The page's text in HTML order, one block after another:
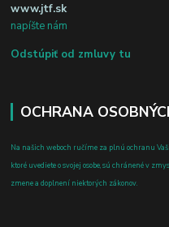
www.jtf.sk
napíšte nám
Odstúpiť od zmluvy tu
OCHRANA
Na našich weboch ručíme za plnú ochranu
ktoré uvediete o svojej osobe, sú chránené v
zmene a doplnení niektorých zákonov.